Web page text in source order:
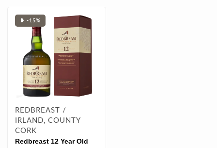
❥ -15%
REDBREAST /
IRLAND, COUNTY
CORK
Redbreast 12 Year Old